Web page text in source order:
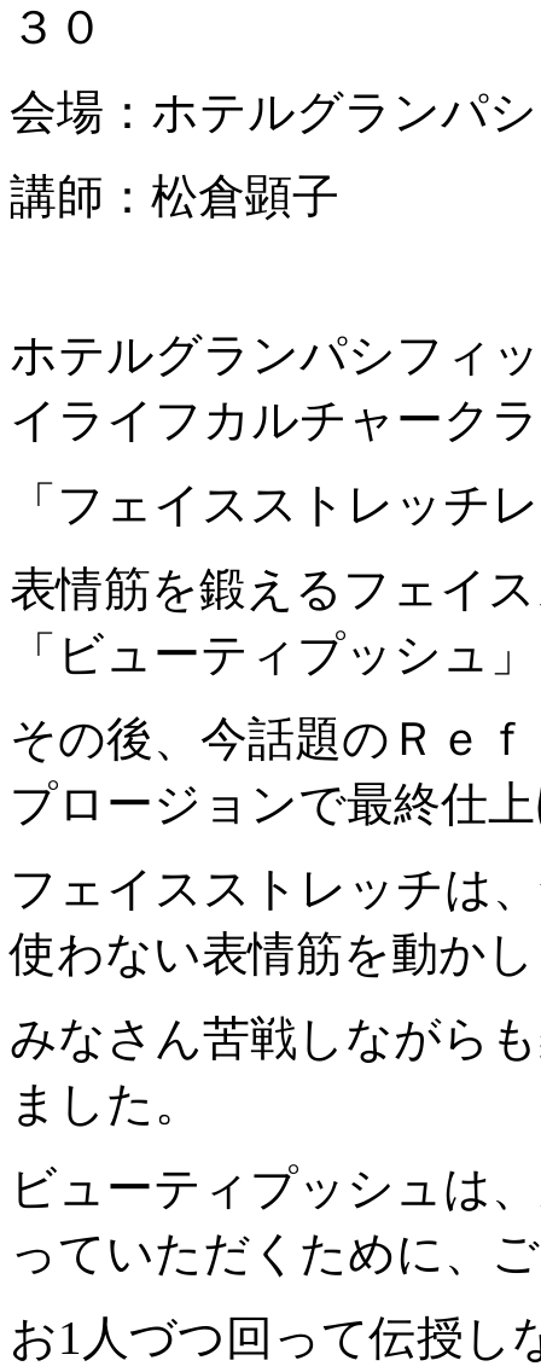
３０
会場：ホテルグランパ
講師：松倉顕子
ホテルグランパシフィ
イライフカルチャーク
「フェイスストレッチ
表情筋を鍛えるフェイ
「ビューティプッシュ
その後、今話題のＲｅ
プロージョンで最終仕
フェイスストレッチは
使わない表情筋を動か
みなさん苦戦しながら
ました。
ビューティプッシュは
っていただくために、
お1人づつ回って伝授し